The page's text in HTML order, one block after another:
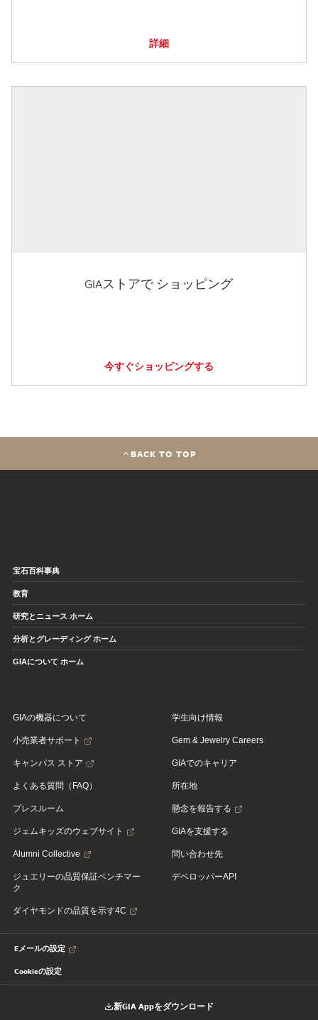
詳細
GIAストアで ショッピング
今すぐショッピングする
BACK TO TOP
宝石百科事典
教育
研究とニュース ホーム
分析とグレーディング ホーム
GIAについて ホーム
GIAの機器について
小売業者サポート
キャンパス ストア
よくある質問（FAQ）
プレスルーム
ジェムキッズのウェブサイト
Alumni Collective
ジュエリーの品質保証ベンチマー
ク
ダイヤモンドの品質を示す4C
学生向け情報
Gem & Jewelry Careers
GIAでのキャリア
所在地
懸念を報告する
GIAを支援する
問い合わせ先
デベロッパーAPI
Eメールの設定
Cookieの設定
新GIA Appをダウンロード